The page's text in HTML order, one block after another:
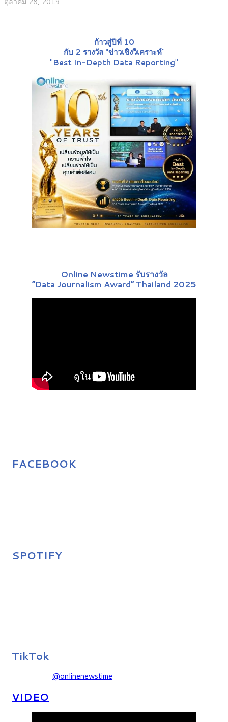
ก้าวสู่ปีที่ 10
กับ 2 รางวัล "ข่าวเชิงวิเคราะห์"
"Best In-Depth Data Reporting"
Online Newstime รับรางวัล
“Data Journalism Award” Thailand 2025
FACEBOOK
SPOTIFY
TikTok
@onlinenewstime
VIDEO